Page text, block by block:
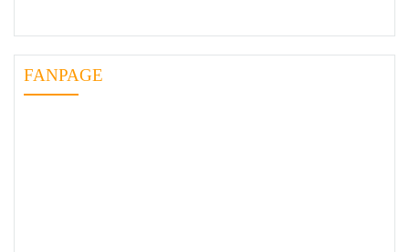
FANPAGE